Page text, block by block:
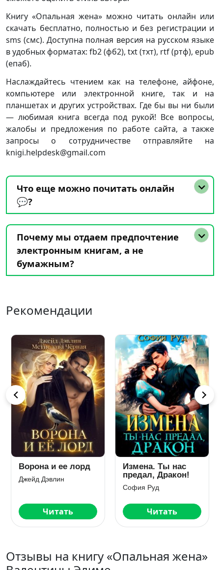
Книгу «Опальная жена» можно читать онлайн или
скачать бесплатно, полностью и без регистрации и
sms (смс). Доступна полная версия на русском языке
в удобных форматах: fb2 (фб2), txt (тхт), rtf (ртф), epub
(епаб).
Наслаждайтесь чтением как на телефоне, айфоне,
компьютере или электронной книге, так и на
планшетах и других устройствах. Где бы вы ни были
— любимая книга всегда под рукой! Все вопросы,
жалобы и предложения по работе сайта, а также
запросы о сотрудничестве отправляйте на
knigi.helpdesk@gmail.com
Что еще можно почитать онлайн
💬?
Почему мы отдаем предпочтение
электронным книгам, а не
бумажным?
Рекомендации
Ворона и ее лорд
Джейд Дэвлин
Читать
Измена. Ты нас
предал, Дракон!
София Руд
Читать
Отзывы на книгу «Опальная жена»